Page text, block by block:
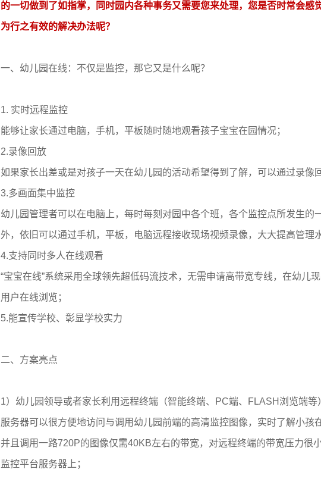
的一切做到了如指掌，同时园内各种事务又需要您来处理，您是否时常会感
为行之有效的解决办法呢？
一、幼儿园在线：不仅是监控，那它又是什么呢？
1. 实时远程监控
能够让家长通过电脑，手机，平板随时随地观看孩子宝宝在园情况；
2.录像回放
如果家长出差或是对孩子一天在幼儿园的活动希望得到了解，可以通过录像
3.多画面集中监控
幼儿园管理者可以在电脑上，每时每刻对园中各个班，各个监控点所发生的
外，依旧可以通过手机，平板，电脑远程接收现场视频录像，大大提高管理
4.支持同时多人在线观看
“宝宝在线”系统采用全球领先超低码流技术，无需申请高带宽专线，在幼儿
用户在线浏览；
5.能宣传学校、彰显学校实力
二、方案亮点
1）幼儿园领导或者家长利用远程终端（智能终端、PC端、FLASH浏览端
服务器可以很方便地访问与调用幼儿园前端的高清监控图像，实时了解小孩
并且调用一路720P的图像仅需40KB左右的带宽，对远程终端的带宽压力很
监控平台服务器上；